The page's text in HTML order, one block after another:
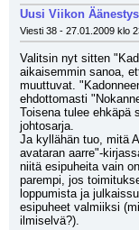
Uusi Viikon
Viesti 38 - 27.01.2009 klo
Valitsin nyt sitten
aikaisemmin sanoa,
muuttuvat.
ehdottomasti
Toisena tulee ehkäpä
johtosarja.
Ja kyllähän tuo, mitä
avataran aarre"-
niitä esipuheita vain
parempi, jos
loppumista ja
esipuheet valmiiksi
ilmiselvä?).